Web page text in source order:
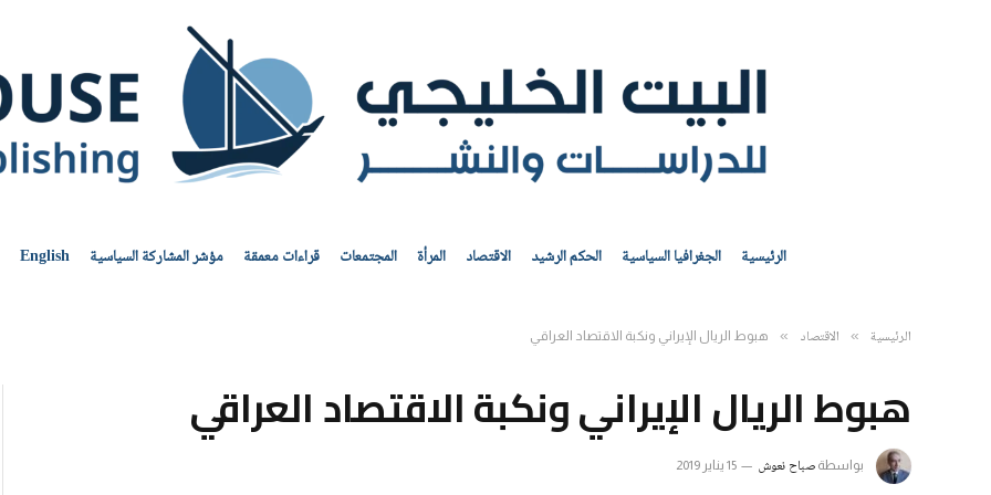
الرئيسية الجغرافيا السياسية الحكم الرشيد الاقتصاد المرأة المجتمعات قراءات معمقة مؤشر المشاركة السياسية English
الرئيسية » الاقتصاد » هبوط الريال الإيراني ونكبة الاقتصاد العراقي
هبوط الريال الإيراني ونكبة الاقتصاد العراقي
بواسطة ​صباح نعوش 15 يناير 2019